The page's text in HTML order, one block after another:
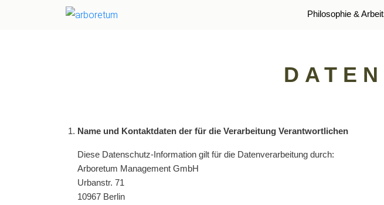
Philosophie &
Name und Kontaktdaten der für die Verarbeitung Verantwortlichen
Diese Datenschutz-Information gilt für die Datenverarbeitung durch:
Arboretum Management GmbH
Urbanstr. 71
10967 Berlin